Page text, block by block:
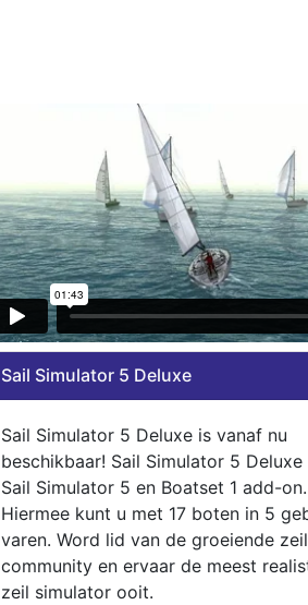
Sail Simulator 5 Deluxe
Sail Simulator 5 Deluxe is vanaf nu
beschikbaar! Sail Simulator 5
Sail Simulator 5 en Boatset 1 add-on.
Hiermee kunt u met 17 boten in 5
varen. Word lid van de groeiende zeil
community en ervaar de meest
zeil simulator ooit.